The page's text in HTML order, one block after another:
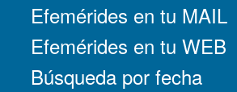
Efemérides en tu MAIL
Efemérides en tu WEB
Búsqueda por fecha